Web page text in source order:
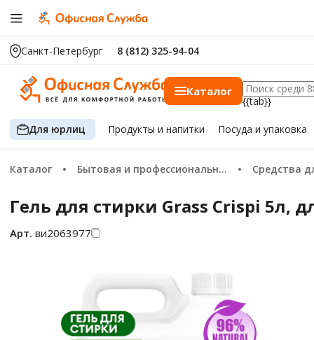
Санкт-Петербург 8 (812) 325-94-04
Каталог
{{tab}}
Для юрлиц Продуктыи напитки Посуда и упаковка
Каталог Бытовая и профессиональная химия Средства
Гель для стирки Grass Crispi 5л,
Арт. ви2063977